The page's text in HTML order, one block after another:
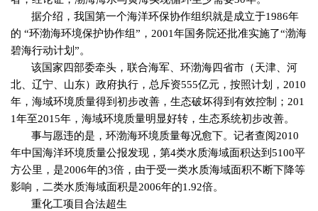
据介绍，我国第一个海洋环保协作组织就是成立于1986年
的 “环渤海环境保护协作组”， 2001年国务院还批准实施了“渤海
碧海行动计划”。
该国家四部委牵头，联合海军、环渤海四省市（天津、河
北、辽宁、山东）政府执行，总斥资555亿元，按照计划， 2010
年，海域环境质量得到初步改善，生态破坏得到有效控制； 201
1年至2015年，海域环境质量明显好转，生态系统初步改善。
事与愿违的是，环渤海环境质量每况愈下。记者查阅2010
年中国海洋环境质量公报发现，第4类水质海域面积达到 5100平
方公里，是2006年的3倍，由于受一类水质海域面积不断下降等
影响，二类水质海域面积是2006年的1.92倍。
重化工项目合法超生